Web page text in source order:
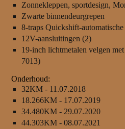
Zonnekleppen, sportdesign,
Zwarte binnendeurgrepen
8-traps Quickshift-automatische
12V-aansluitingen (2)
19-inch lichtmetalen velgen
7013)
Onderhoud:
32KM - 11.07.2018
18.266KM - 17.07.2019
34.480KM - 29.07.2020
44.303KM - 08.07.2021